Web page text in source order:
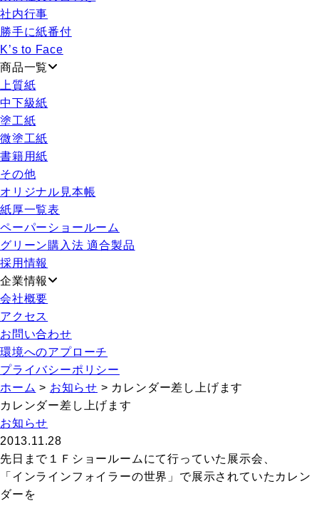
社内行事
勝手に紙番付
K’s to Face
商品一覧
上質紙
中下級紙
塗工紙
微塗工紙
書籍用紙
その他
オリジナル見本帳
紙厚一覧表
ペーパーショールーム
グリーン購入法 適合製品
採用情報
企業情報
会社概要
アクセス
お問い合わせ
環境へのアプローチ
プライバシーポリシー
ホーム > お知らせ > カレンダー差し上げます
カレンダー差し上げます
お知らせ
2013.11.28
先日まで１Ｆショールームにて行っていた展示会、
「インラインフォイラーの世界」で展示されていたカレン
ダーを